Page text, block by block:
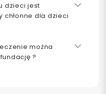
dzieci jest
chłonne dla dzieci
można
?